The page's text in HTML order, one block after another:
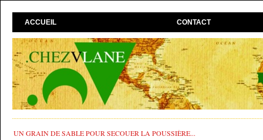
ACCUEIL CONTACT
UN GRAIN DE SABLE POUR SECOUER LA POUSSIÈRE...